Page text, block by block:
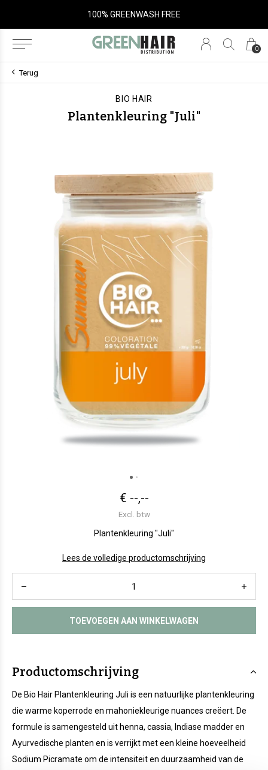
0
100% GREENWASH FREE
Terug
BIO HAIR
Plantenkleuring "Juli"
€ --,--
Excl. btw
Plantenkleuring "Juli"
Lees de volledige productomschrijving
TOEVOEGEN AAN WINKELWAGEN
Productomschrijving
De Bio Hair Plantenkleuring Juli is een natuurlijke plantenkleuring
die warme koperrode en mahoniekleurige nuances creëert. De
formule is samengesteld uit henna, cassia, Indiase madder en
Ayurvedische planten en is verrijkt met een kleine hoeveelheid
Sodium Picramate om de intensiteit en duurzaamheid van de